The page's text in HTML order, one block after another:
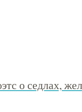
о седлах,